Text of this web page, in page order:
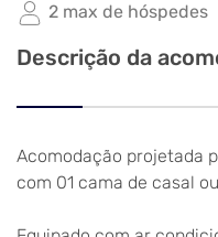
Descrição da
2 max de hóspedes
Acomodação projetada
com 01 cama de casal